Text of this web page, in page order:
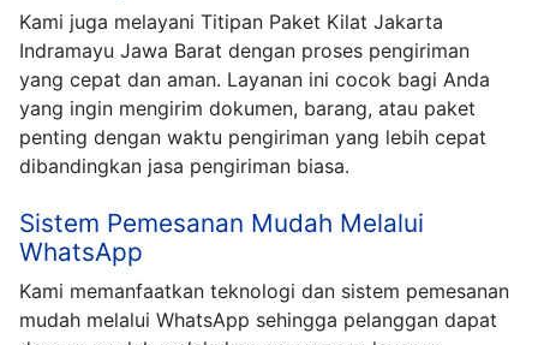
Kami juga melayani Titipan Paket Kilat Jakarta
Indramayu Jawa Barat dengan proses pengiriman
yang cepat dan aman. Layanan ini cocok bagi Anda
yang ingin mengirim dokumen, barang, atau paket
penting dengan waktu pengiriman yang lebih cepat
dibandingkan jasa pengiriman biasa.
Sistem Pemesanan Mudah Melalui
WhatsApp
Kami memanfaatkan teknologi dan sistem pemesanan
mudah melalui WhatsApp sehingga pelanggan dapat